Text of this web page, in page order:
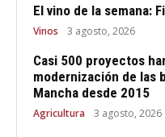
El vino de la semana:
Vinos 3 agosto, 2026
Casi 500 proyectos
modernización de las
Mancha desde 2015
Agricultura 3 agosto, 2026